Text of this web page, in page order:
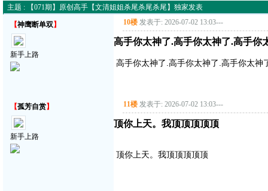
主题 : 【071期】原创高手【文清姐姐杀尾杀尾杀尾】独家发表
【神鹰断单双】
新手上路
10楼 发表于: 2026-07-02 13:03---
高手你太神了.高手你太神了.高手你
高手你太神了.高手你太神了.高手你太神
【孤芳自赏】
新手上路
11楼 发表于: 2026-07-02 13:03---
顶你上天。我顶顶顶顶顶
顶你上天。我顶顶顶顶顶